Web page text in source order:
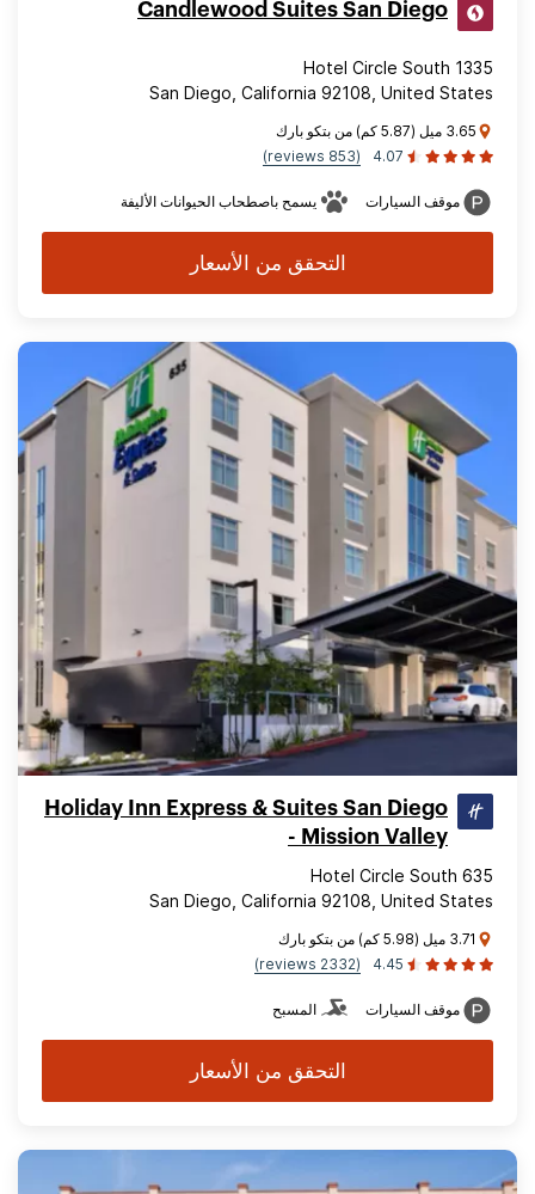
Candlewood Suites San Diego
1335 Hotel Circle South
San Diego, California 92108, United States
3.65 ميل (5.87 كم) من بتكو بارك
4.07
(853 reviews)
موقف السيارات يسمح باصطحاب الحيوانات الأليفة
التحقق من الأسعار
Holiday Inn Express & Suites San Diego
- Mission Valley
635 Hotel Circle South
San Diego, California 92108, United States
3.71 ميل (5.98 كم) من بتكو بارك
4.45
(2332 reviews)
موقف السيارات المسبح
التحقق من الأسعار